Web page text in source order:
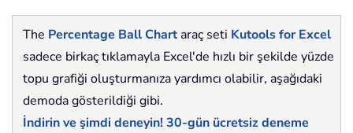
The Percentage Ball Chart araç seti Kutools for Excel
sadece birkaç tıklamayla Excel'de hızlı bir şekilde yüzde
topu grafiği oluşturmanıza yardımcı olabilir, aşağıdaki
demoda gösterildiği gibi.
İndirin ve şimdi deneyin! 30-gün ücretsiz deneme